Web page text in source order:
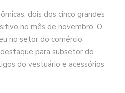
dois dos cinco grandes
no mês de novembro. O
no setor do comércio
para subsetor do
do vestuário e acessórios